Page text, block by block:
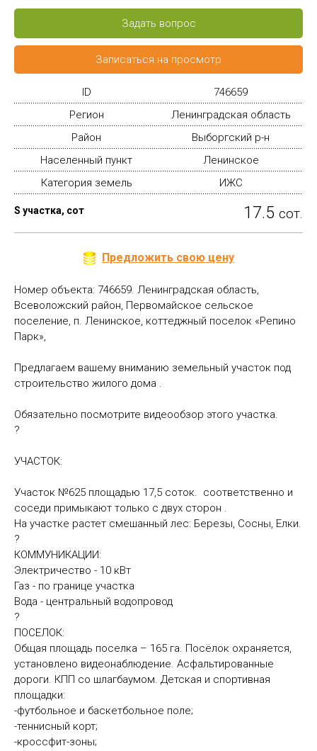
Задать вопрос
Записаться на просмотр
ID
746659
Регион
Ленинградская область
Район
Выборгский р-н
Населенный пункт
Ленинское
Категория земель
ИЖС
S участка, сот 17.5 сот.
Предложить свою цену
Номер объекта: 746659. Ленинградская область,
Всеволожский район, Первомайское сельское
поселение, п. Ленинское, кoттeджный поселок «Рeпино
Пaрк»,
Предлагаем вашему вниманию земельный участок под
строительство жилого дома .
Обязательно посмотрите видеообзор этого участка.
?
УЧАСТОК:
Участок №625 площадью 17,5 сoтoк. соответственно и
соседи примыкают только с двух сторон .
На участке растет смешанный лес: Березы, Сосны, Елки.
?
КОММУНИКАЦИИ:
Электричество - 10 кВт
Газ - по границе участка
Вода - центральный водопровод
?
ПОСЕЛОК:
Общая площадь поселка – 165 га. Посёлок охраняется,
установлено видеонаблюдение. Асфальтированные
дороги. КПП со шлагбаумом. Детская и спортивная
площадки:
-футбольное и баскетбольное поле;
-теннисный корт;
-кроссфит-зоны;